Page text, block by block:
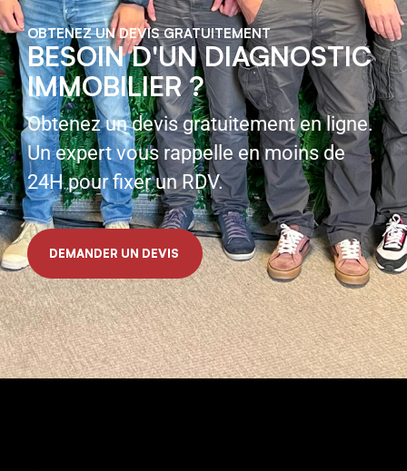
OBTENEZ UN DEVIS GRATUITEMENT
BESOIN D'UN DIAGNOSTIC
IMMOBILIER ?
Obtenez un devis gratuitement en ligne.
Un expert vous rappelle en moins de
24H pour fixer un RDV.
DEMANDER UN DEVIS